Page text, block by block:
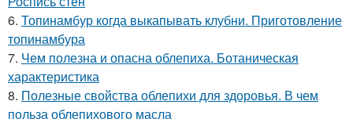
6. Топинамбур когда выкапывать клубни. Приготовление
топинамбура
7. Чем полезна и опасна облепиха. Ботаническая
характеристика
8. Полезные свойства облепихи для здоровья. В чем
польза облепихового масла